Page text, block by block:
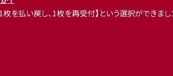
を払い戻し、1枚を再受付】という選択ができま